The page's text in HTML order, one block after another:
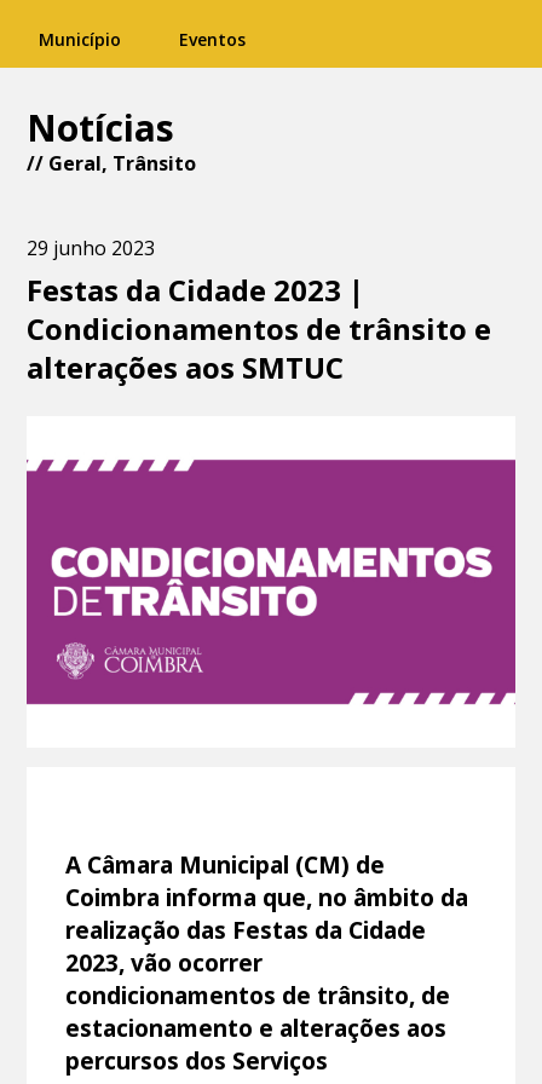
Município Eventos
Notícias
// Geral, Trânsito
29 junho 2023
Festas da Cidade 2023 |
Condicionamentos de trânsito e
alterações aos SMTUC
A Câmara Municipal (CM) de
Coimbra informa que, no âmbito da
realização das Festas da Cidade
2023, vão ocorrer
condicionamentos de trânsito, de
estacionamento e alterações aos
percursos dos Serviços